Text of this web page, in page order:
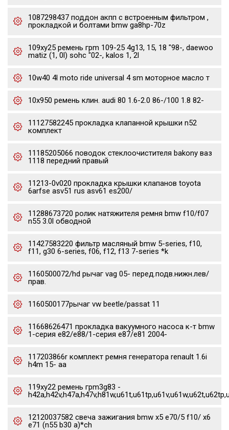
1087298437 поддон акпп с встроенным фильтром ,
прокладкой и болтами bmw ga8hp-70z
109xy25 ремень грm 109-25 4g13, 15, 18 "98-, daewoo
matiz (1, 0l) sohc "02-, kalos 1, 2l
10w40 4l moto ride universal 4 sm моторное масло т
10x950 ремень клин. audi 80 1.6-2.0 86-/100 1.8 82-
11127582245 прокладка клапанной крышки n52
комплект
11185205066 поводок стеклоочистителя bakony ваз
1118 передний правый
11213-0v020 прокладка крышки клапанов toyota
6arfse asv51 rus asv61 es200/
11288673720 ролик натяжителя ремня bmw f10/f07
n55 3.0l обводной
11427583220 фильтр масляный bmw 5-series, f10,
f11, g30 6-series, f06, f12, f13 7-series *k
1160500072/hd рычаг vag 05- перед.подв.нижн.лев/
прав.
1160500177рычаг vw beetle/passat 11
11668626471 прокладка вакуумного насоса к-т bmw
1-серия e82/e88/1-серия e87/e81 2004-
117203866r комплект ремня генератора renault 1.6i
h4m 15- aa
119xy22 ремень грm3g83 -
12120037582 свеча зажигания bmw x5 e70/5 f10/ x6
e71 (n55 b30 a)*ch